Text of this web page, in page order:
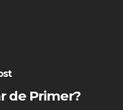
de Primer?